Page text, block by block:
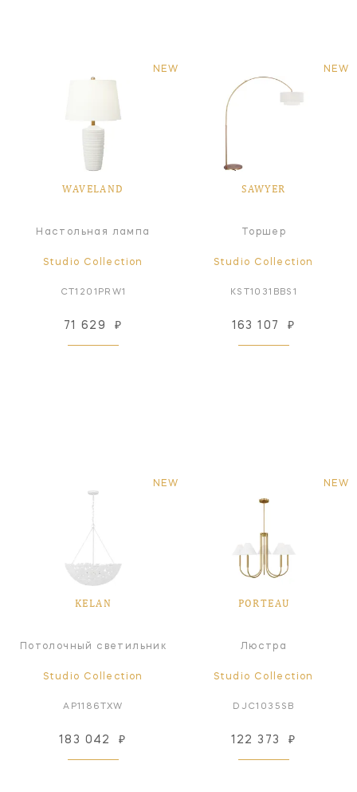
NEW
WAVELAND
Настольная лампа
Studio Collection
CT1201PRW1
71 629 ₽
NEW
SAWYER
Торшер
Studio Collection
KST1031BBS1
163 107 ₽
NEW
KELAN
Потолочный светильник
Studio Collection
AP1186TXW
183 042 ₽
NEW
PORTEAU
Люстра
Studio Collection
DJC1035SB
122 373 ₽